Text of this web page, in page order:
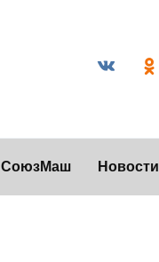
СоюзМаш Новости